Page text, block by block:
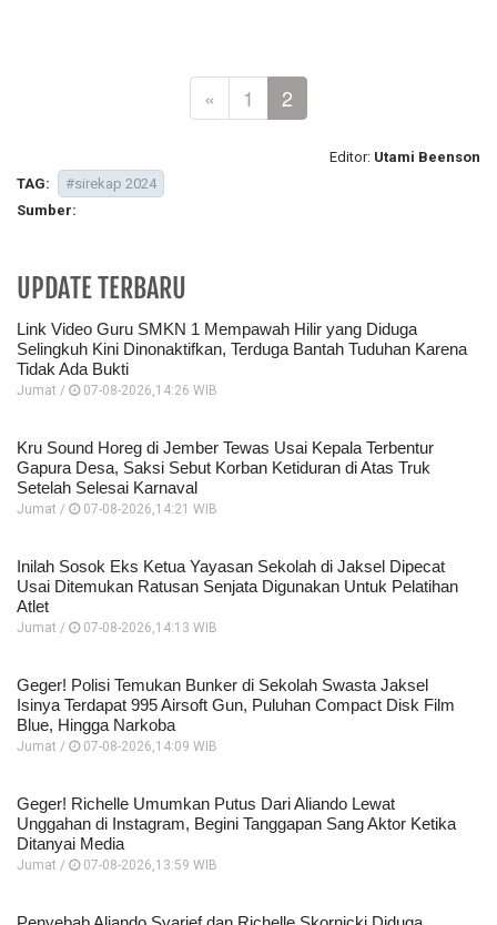
« 1 2
Editor: Utami Beenson
TAG:
#sirekap 2024
Sumber:
UPDATE TERBARU
Link Video Guru SMKN 1 Mempawah Hilir yang Diduga
Selingkuh Kini Dinonaktifkan, Terduga Bantah Tuduhan Karena
Tidak Ada Bukti
Jumat / 07-08-2026,14:26 WIB
Kru Sound Horeg di Jember Tewas Usai Kepala Terbentur
Gapura Desa, Saksi Sebut Korban Ketiduran di Atas Truk
Setelah Selesai Karnaval
Jumat / 07-08-2026,14:21 WIB
Inilah Sosok Eks Ketua Yayasan Sekolah di Jaksel Dipecat
Usai Ditemukan Ratusan Senjata Digunakan Untuk Pelatihan
Atlet
Jumat / 07-08-2026,14:13 WIB
Geger! Polisi Temukan Bunker di Sekolah Swasta Jaksel
Isinya Terdapat 995 Airsoft Gun, Puluhan Compact Disk Film
Blue, Hingga Narkoba
Jumat / 07-08-2026,14:09 WIB
Geger! Richelle Umumkan Putus Dari Aliando Lewat
Unggahan di Instagram, Begini Tanggapan Sang Aktor Ketika
Ditanyai Media
Jumat / 07-08-2026,13:59 WIB